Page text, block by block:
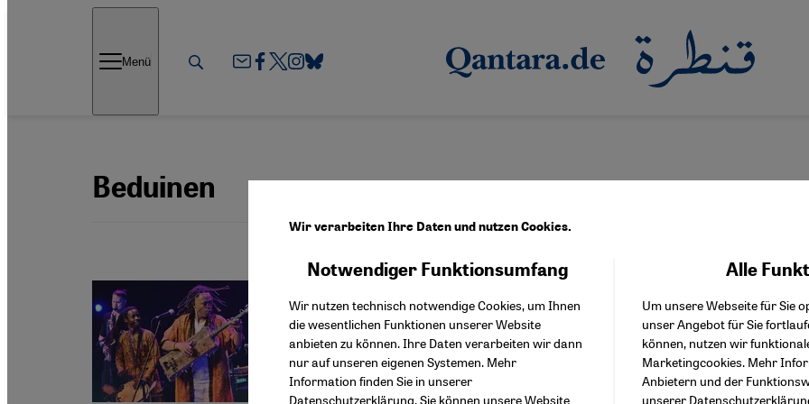
Menü
Beduinen
Musik aus dem Sahel
Jarama - Echos aus der Sahara
Von Ungarn nach Marokko ist es ein weiter Weg. Nicht nur
Marokkaner Said Tichiti spürte 2018 Sehnsucht nach seiner alten
Suche nach Ideen machte er sich mit zwei Kollegen seiner Band
Wir verarbeiten Ihre Daten und nutzen Cookies.
Notwendiger Funktionsumfang
Wir nutzen technisch notwendige Cookies, um Ihnen
die wesentlichen Funktionen unserer Website
anbieten zu können. Ihre Daten verarbeiten wir dann
nur auf unseren eigenen Systemen. Mehr
Information finden Sie in unserer
Datenschutzerklärung. Sie können unsere Website
Alle
Um unsere Webseite für Sie
unser Angebot für Sie
können, nutzen wir
Marketingcookies. Mehr
Anbietern und der
unserer
Facebook Embed /
Twitter Embed
Instagram Embed
Youtube Embed
Google Maps Embed